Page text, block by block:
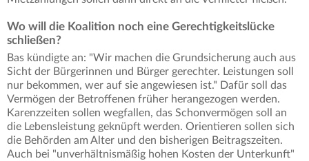
Wo will die Koalition noch eine Gerechtigkeitslücke
schließen?
Bas kündigte an: "Wir machen die Grundsicherung auch aus
Sicht der Bürgerinnen und Bürger gerechter. Leistungen soll
nur bekommen, wer auf sie angewiesen ist." Dafür soll das
Vermögen der Betroffenen früher herangezogen werden.
Karenzzeiten sollen wegfallen, das Schonvermögen soll an
die Lebensleistung geknüpft werden. Orientieren sollen sich
die Behörden am Alter und den bisherigen Beitragszeiten.
Auch bei "unverhältnismäßig hohen Kosten der Unterkunft"